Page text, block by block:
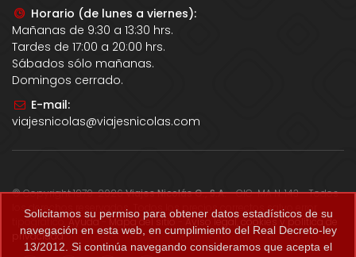
Horario (de lunes a viernes):
Mañanas de 9:30 a 13:30 hrs.
Tardes de 17:00 a 20:00 hrs.
Sábados sólo mañanas.
Domingos cerrado.
E-mail:
viajesnicolas@viajesnicolas.com
© Copyright 1979-2026Viajes Nicolás G., S.A.- CIC-MA N. 143 - Todos
los derechos reservados. Todos los precios correctos salvo error
tipográfico.Ayuda -Mapa del sitio-Aviso legal, cookies y política de
privacidad.
Solicitamos su permiso para obtener datos estadísticos de su
navegación en esta web, en cumplimiento del Real Decreto-ley
13/2012. Si continúa navegando consideramos que acepta el